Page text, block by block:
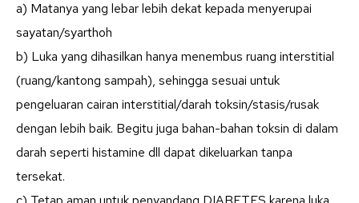
a) Matanya yang lebar lebih dekat kepada menyerupai
sayatan/syarthoh
b) Luka yang dihasilkan hanya menembus ruang interstitial
(ruang/kantong sampah), sehingga sesuai untuk
pengeluaran cairan interstitial/darah toksin/stasis/rusak
dengan lebih baik. Begitu juga bahan-bahan toksin di dalam
darah seperti histamine dll dapat dikeluarkan tanpa
tersekat.